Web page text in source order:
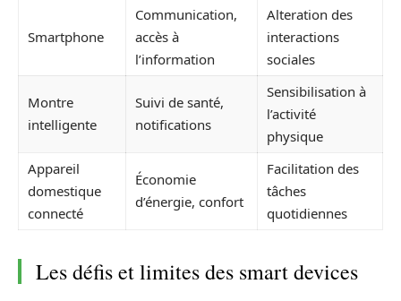
Smartphone
Communication,
accès à
l’information
Alteration des
interactions
sociales
Montre
intelligente
Suivi de santé,
notifications
Sensibilisation à
l’activité
physique
Appareil
domestique
connecté
Économie
d’énergie, confort
Facilitation des
tâches
quotidiennes
Les défis et limites des smart devices